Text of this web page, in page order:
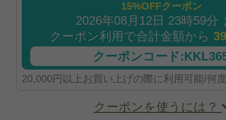
15%OFFクーポン
2026年08月12日 23時59分
クーポン利用で合計金額から
クーポンコード
20,000円以上お買い上げの際に利用可能/何
クーポンを使うには？